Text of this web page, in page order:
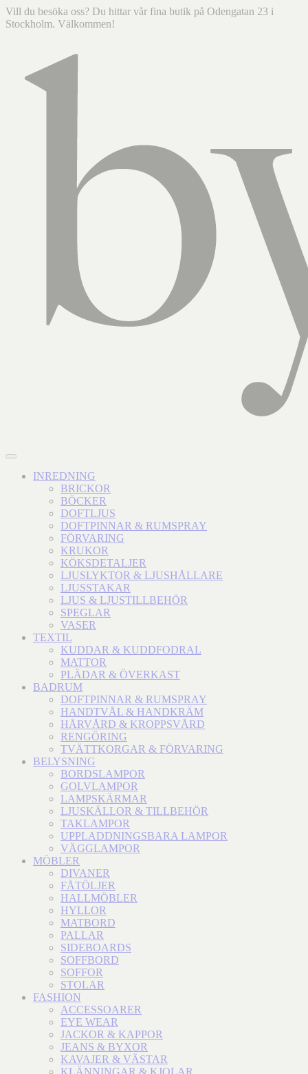
Vill du besöka oss? Du hittar vår fina butik på Odengatan 23 i
Stockholm. Välkommen!
INREDNING
BRICKOR
BÖCKER
DOFTLJUS
DOFTPINNAR & RUMSPRAY
FÖRVARING
KRUKOR
KÖKSDETALJER
LJUSLYKTOR & LJUSHÅLLARE
LJUSSTAKAR
LJUS & LJUSTILLBEHÖR
SPEGLAR
VASER
TEXTIL
KUDDAR & KUDDFODRAL
MATTOR
PLÄDAR & ÖVERKAST
BADRUM
DOFTPINNAR & RUMSPRAY
HANDTVÅL & HANDKRÄM
HÅRVÅRD & KROPPSVÅRD
RENGÖRING
TVÄTTKORGAR & FÖRVARING
BELYSNING
BORDSLAMPOR
GOLVLAMPOR
LAMPSKÄRMAR
LJUSKÄLLOR & TILLBEHÖR
TAKLAMPOR
UPPLADDNINGSBARA LAMPOR
VÄGGLAMPOR
MÖBLER
DIVANER
FÅTÖLJER
HALLMÖBLER
HYLLOR
MATBORD
PALLAR
SIDEBOARDS
SOFFBORD
SOFFOR
STOLAR
FASHION
ACCESSOARER
EYE WEAR
JACKOR & KAPPOR
JEANS & BYXOR
KAVAJER & VÄSTAR
KLÄNNINGAR & KJOLAR